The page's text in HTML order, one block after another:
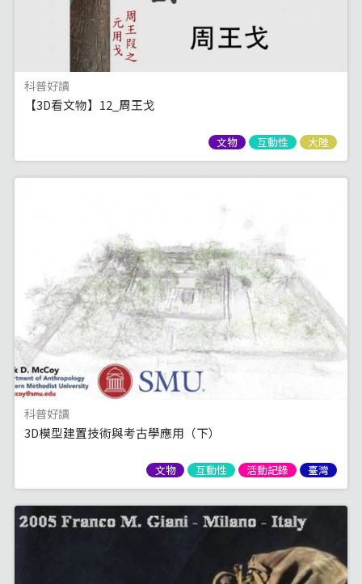
科普好讀
【3D看文物】12_周王戈
文物 互動性 大陸
科普好讀
3D模型建置技術與考古學應用（下）
文物 互動性 活動記錄 臺灣